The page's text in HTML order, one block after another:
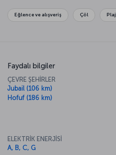
Eğlence ve alışveriş Çöl Plaj
Faydalı bilgiler
ÇEVRE ŞEHİRLER
Jubail (106 km)
Hofuf (186 km)
ELEKTRİK ENERJİSİ
A, B, C, G